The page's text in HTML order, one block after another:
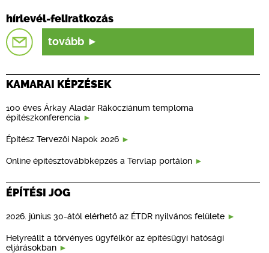
hírlevél-feliratkozás
tovább
KAMARAI KÉPZÉSEK
100 éves Árkay Aladár Rákócziánum temploma
építészkonferencia
Építész Tervezői Napok 2026
Online építésztovábbképzés a Tervlap portálon
ÉPÍTÉSI JOG
2026. június 30-ától elérhető az ÉTDR nyilvános felülete
Helyreállt a törvényes ügyfélkör az építésügyi hatósági
eljárásokban